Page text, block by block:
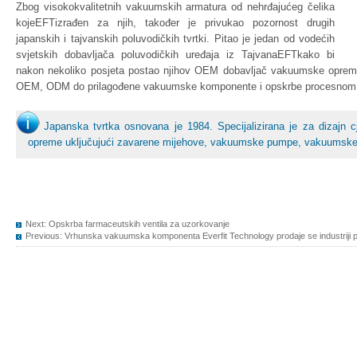
Zbog visokokvalitetnih vakuumskih armatura od nehrđajućeg čelika
kojeEFTizrađen za njih, također je privukao pozornost drugih
japanskih i tajvanskih poluvodičkih tvrtki. Pitao je jedan od vodećih
svjetskih dobavljača poluvodičkih uređaja iz TajvanaEFTkako bi
nakon nekoliko posjeta postao njihov OEM dobavljač vakuumske
OEM, ODM do prilagođene vakuumske komponente i opskrbe
Japanska tvrtka osnovana je 1984. Specijalizirana je za dizajn
opreme uključujući zavarene mijehove, vakuumske pumpe,
Next: Opskrba farmaceutskih ventila za uzorkovanje
Previous: Vrhunska vakuumska komponenta Everfit Technology prodaje se industriji